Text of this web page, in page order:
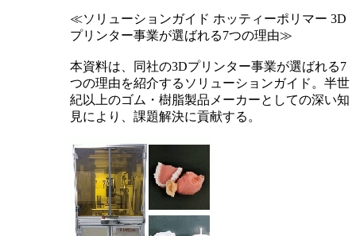
≪ソリューションガイド ホッティーポリマー 3D
プリンター事業が選ばれる7つの理由≫
本資料は、同社の3Dプリンター事業が選ばれる7
つの理由を紹介するソリューションガイド。半世
紀以上のゴム・樹脂製品メーカーとしての深い知
見により、課題解決に貢献する。